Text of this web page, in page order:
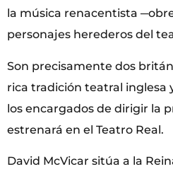
la música renacentista
personajes herederos del
Son precisamente dos
rica tradición teatral inglesa
los encargados de dirigir la
estrenará en el Teatro Real.
David McVicar sitúa a la